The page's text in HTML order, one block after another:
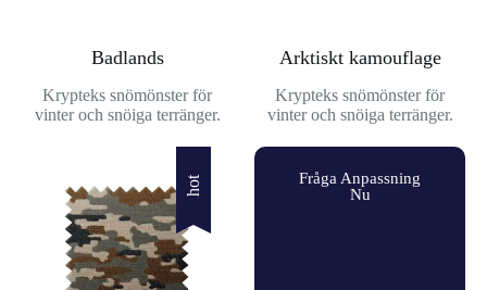
Badlands
Krypteks snömönster för
vinter och snöiga terränger.
Arktiskt kamouflage
Krypteks snömönster för
vinter och snöiga terränger.
hot
Fråga Anpassning
Nu